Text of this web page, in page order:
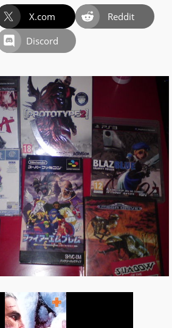
X.com
Reddit
Discord